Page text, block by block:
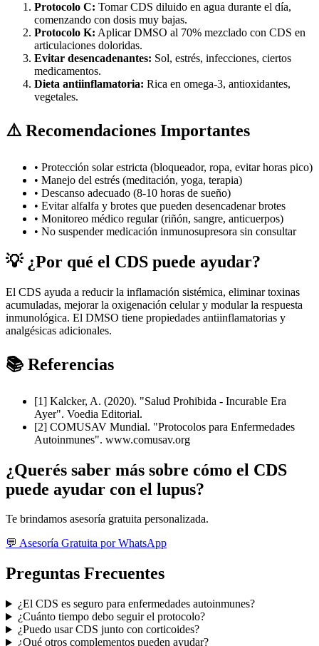
Protocolo C: Tomar CDS diluido en agua durante el día,
comenzando con dosis muy bajas.
Protocolo K: Aplicar DMSO al 70% mezclado con CDS en
articulaciones doloridas.
Evitar desencadenantes: Sol, estrés, infecciones, ciertos
medicamentos.
Dieta antiinflamatoria: Rica en omega-3, antioxidantes,
vegetales.
⚠️ Recomendaciones Importantes
• Protección solar estricta (bloqueador, ropa, evitar horas pico)
• Manejo del estrés (meditación, yoga, terapia)
• Descanso adecuado (8-10 horas de sueño)
• Evitar alfalfa y brotes que pueden desencadenar brotes
• Monitoreo médico regular (riñón, sangre, anticuerpos)
• No suspender medicación inmunosupresora sin consultar
💡 ¿Por qué el CDS puede ayudar?
El CDS ayuda a reducir la inflamación sistémica, eliminar toxinas
acumuladas, mejorar la oxigenación celular y modular la respuesta
inmunológica. El DMSO tiene propiedades antiinflamatorias y
analgésicas adicionales.
📚 Referencias
[1] Kalcker, A. (2020). "Salud Prohibida - Incurable Era
Ayer". Voedia Editorial.
[2] COMUSAV Mundial. "Protocolos para Enfermedades
Autoinmunes". www.comusav.org
¿Querés saber más sobre cómo el CDS
puede ayudar con el lupus?
Te brindamos asesoría gratuita personalizada.
💬 Asesoría Gratuita por WhatsApp
Preguntas Frecuentes
¿El CDS es seguro para enfermedades autoinmunes?
¿Cuánto tiempo debo seguir el protocolo?
¿Puedo usar CDS junto con corticoides?
¿Qué otros complementos pueden ayudar?